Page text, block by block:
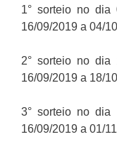
1° sorteio no dia
16/09/2019 a 04/
2° sorteio no dia
16/09/2019 a 18/
3° sorteio no dia
16/09/2019 a 01/